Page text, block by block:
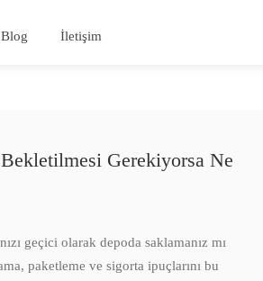
Blog İletişim
Gerekiyorsa Ne
geçici olarak depoda saklamanız mı
paketleme ve sigorta ipuçlarını bu